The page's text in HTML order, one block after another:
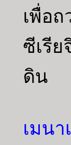
เพื่อ
ซีเรี
ดิน
เมน